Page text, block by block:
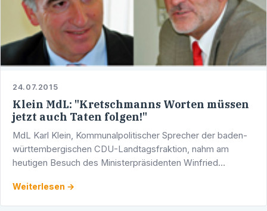
24.07.2015
Klein MdL: "Kretschmanns Worten müssen
jetzt auch Taten folgen!"
MdL Karl Klein, Kommunalpolitischer Sprecher der baden-
württembergischen CDU-Landtagsfraktion, nahm am
heutigen Besuch des Ministerpräsidenten Winfried
Landes …
Weiterlesen →